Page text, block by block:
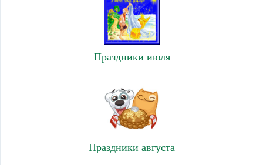
Праздники июля
Праздники августа